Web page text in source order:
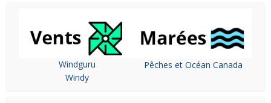
Windguru
Windy
Pêches et Océan Canada